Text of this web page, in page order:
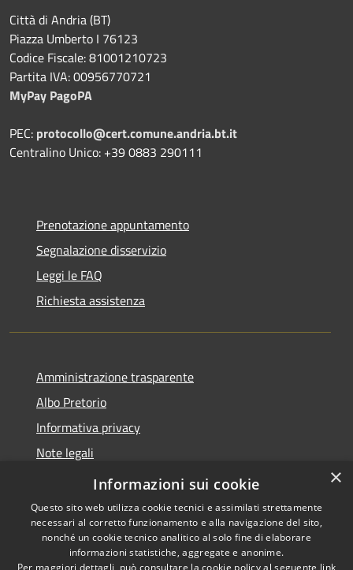
Città di Andria (BT)
Piazza Umberto I 76123
Codice Fiscale: 81001210723
Partita IVA: 00956770721
MyPay PagoPA
PEC: protocollo@cert.comune.andria.bt.it
Centralino Unico: +39 0883 290111
Prenotazione appuntamento
Segnalazione disservizio
Leggi le FAQ
Richiesta assistenza
Amministrazione trasparente
Albo Pretorio
Informativa privacy
Note legali
Dichiarazione di accessibilità
Copyright © 2026 • Città di
×
Informazioni sui cookie
Questo sito web utilizza cookie tecnici e assimilati strettamente
necessari al corretto funzionamento e alla navigazione del sito,
nonché un cookie tecnico analitico al solo fine di elaborare
informazioni statistiche, aggregate e anonime.
Per maggiori dettagli, può consultare la cookie policy al seguente link